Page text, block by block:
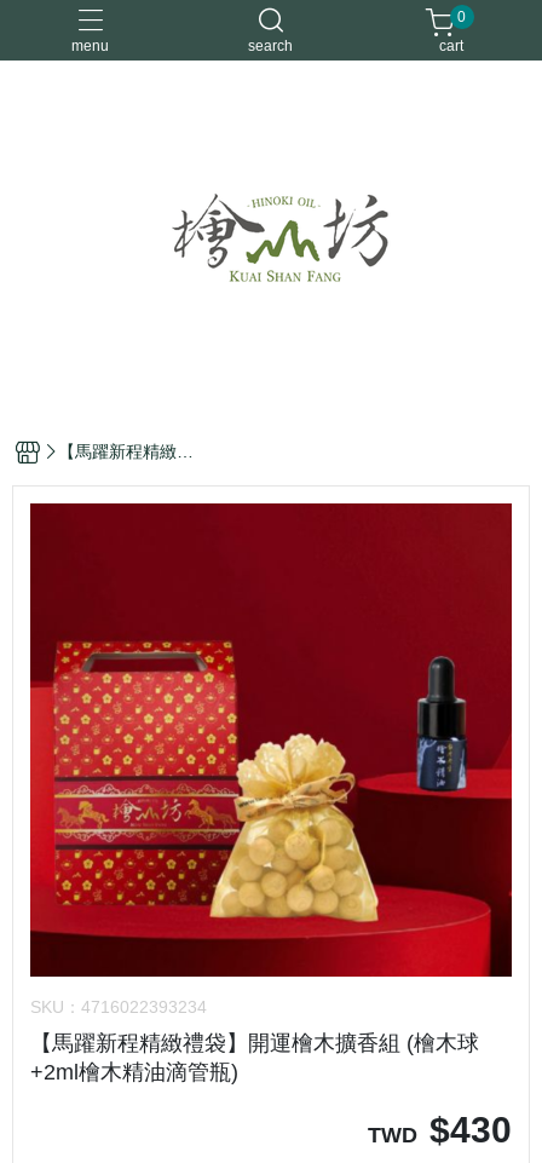
menu search
0
cart
【馬躍新程精緻禮
組 (檜木球+2ml檜
木精油滴管瓶)
SKU： 4716022393234
【馬躍新程精緻禮袋】開運檜木擴香組 (檜木球
+2ml檜木精油滴管瓶)
TWD $430